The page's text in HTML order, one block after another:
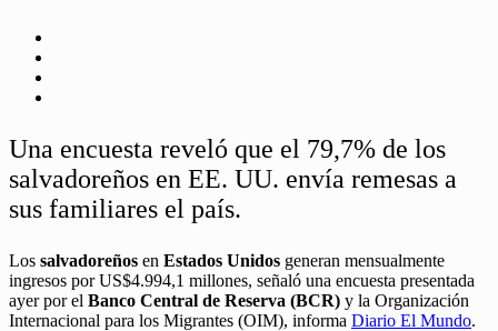
Una encuesta reveló que el 79,7% de los
salvadoreños en EE. UU. envía remesas a
sus familiares el país.
Los salvadoreños en Estados Unidos generan mensualmente
ingresos por US$4.994,1 millones, señaló una encuesta presentada
ayer por el Banco Central de Reserva (BCR) y la Organización
Internacional para los Migrantes (OIM), informa Diario El Mundo.